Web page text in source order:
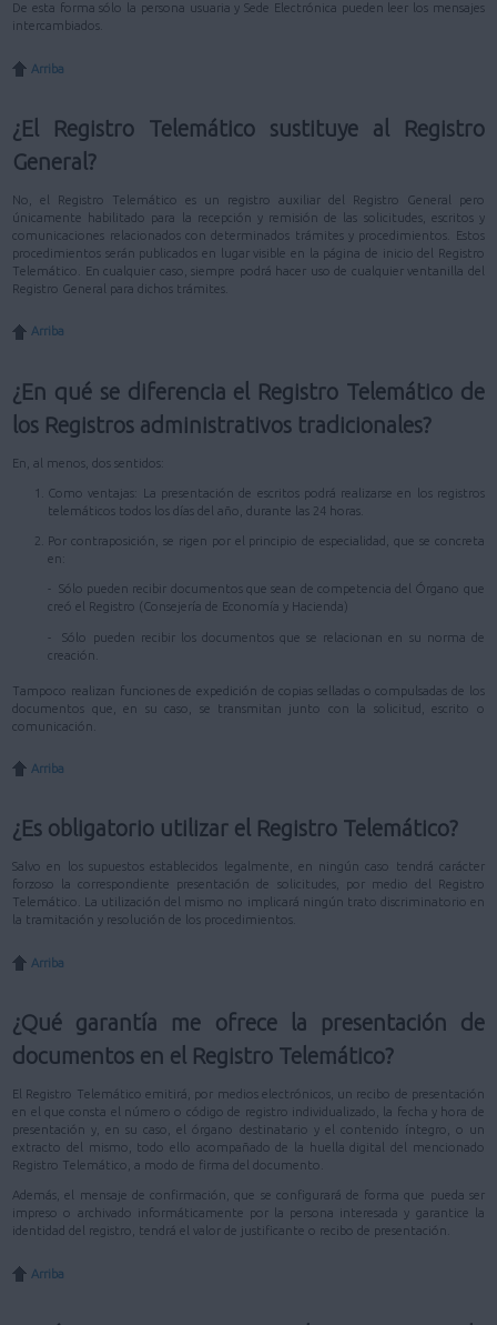
De esta forma sólo la persona usuaria y Sede Electrónica pueden leer los mensajes
intercambiados.
Arriba
¿El Registro Telemático sustituye al Registro
General?
No, el Registro Telemático es un registro auxiliar del Registro General pero
únicamente habilitado para la recepción y remisión de las solicitudes, escritos y
comunicaciones relacionados con determinados trámites y procedimientos. Estos
procedimientos serán publicados en lugar visible en la página de inicio del Registro
Telemático. En cualquier caso, siempre podrá hacer uso de cualquier ventanilla del
Registro General para dichos trámites.
Arriba
¿En qué se diferencia el Registro Telemático de
los Registros administrativos tradicionales?
En, al menos, dos sentidos:
Como ventajas: La presentación de escritos podrá realizarse en los registros
telemáticos todos los días del año, durante las 24 horas.
Por contraposición, se rigen por el principio de especialidad, que se concreta
en:
- Sólo pueden recibir documentos que sean de competencia del Órgano que
creó el Registro (Consejería de Economía y Hacienda)
- Sólo pueden recibir los documentos que se relacionan en su norma de
creación.
Tampoco realizan funciones de expedición de copias selladas o compulsadas de los
documentos que, en su caso, se transmitan junto con la solicitud, escrito o
comunicación.
Arriba
¿Es obligatorio utilizar el Registro Telemático?
Salvo en los supuestos establecidos legalmente, en ningún caso tendrá carácter
forzoso la correspondiente presentación de solicitudes, por medio del Registro
Telemático. La utilización del mismo no implicará ningún trato discriminatorio en
la tramitación y resolución de los procedimientos.
Arriba
¿Qué garantía me ofrece la presentación de
documentos en el Registro Telemático?
El Registro Telemático emitirá, por medios electrónicos, un recibo de presentación
en el que consta el número o código de registro individualizado, la fecha y hora de
presentación y, en su caso, el órgano destinatario y el contenido íntegro, o un
extracto del mismo, todo ello acompañado de la huella digital del mencionado
Registro Telemático, a modo de firma del documento.
Además, el mensaje de confirmación, que se configurará de forma que pueda ser
impreso o archivado informáticamente por la persona interesada y garantice la
identidad del registro, tendrá el valor de justificante o recibo de presentación.
Arriba